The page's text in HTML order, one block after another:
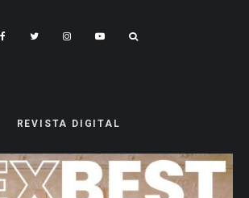
REVISTA DIGITAL